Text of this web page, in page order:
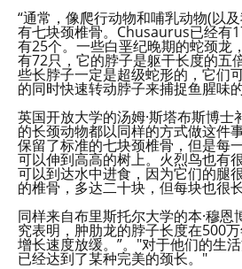
“通常，像爬行动物和哺乳动物(以
有七块颈椎骨。Chusaurus已经有
有25个。一些白垩纪晚期的蛇颈龙
有72只，它的脖子是躯干长度的五
些长脖子一定是超级蛇形的，它们
的同时快速转动脖子来捕捉鱼腥味
英国开放大学的汤姆·斯塔布斯博士
的长颈动物都以同样的方式做这件
保留了标准的七块颈椎骨，但是每
可以伸到高高的树上。火烈鸟也有
可以到达水中进食，因为它们的腿
的椎骨，多达二十块，但每块也很
同样来自布里斯托尔大学的本·穆恩
究表明，肿肋龙的脖子长度在500
增长速度放缓。”。"对于他们的生
已经达到了某种完美的颈长。"